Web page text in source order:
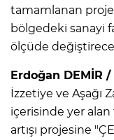
tamamlanan
bölgedeki sanayi
ölçüde
Erdoğan DEMİR /
İzzetiye ve Aşağı
içerisinde yer alan
artışı projesine